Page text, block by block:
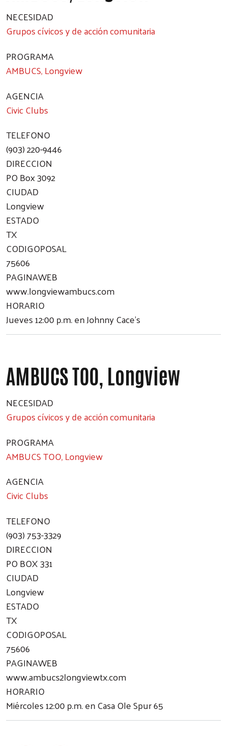
NECESIDAD
Grupos cívicos y de acción comunitaria
PROGRAMA
AMBUCS, Longview
AGENCIA
Civic Clubs
TELEFONO
(903) 220-9446
DIRECCION
PO Box 3092
CIUDAD
Longview
ESTADO
TX
CODIGOPOSAL
75606
PAGINAWEB
www.longviewambucs.com
HORARIO
Jueves 12:00 p.m. en Johnny Cace's
AMBUCS TOO, Longview
NECESIDAD
Grupos cívicos y de acción comunitaria
PROGRAMA
AMBUCS TOO, Longview
AGENCIA
Civic Clubs
TELEFONO
(903) 753-3329
DIRECCION
PO BOX 331
CIUDAD
Longview
ESTADO
TX
CODIGOPOSAL
75606
PAGINAWEB
www.ambucs2longviewtx.com
HORARIO
Miércoles 12:00 p.m. en Casa Ole Spur 65